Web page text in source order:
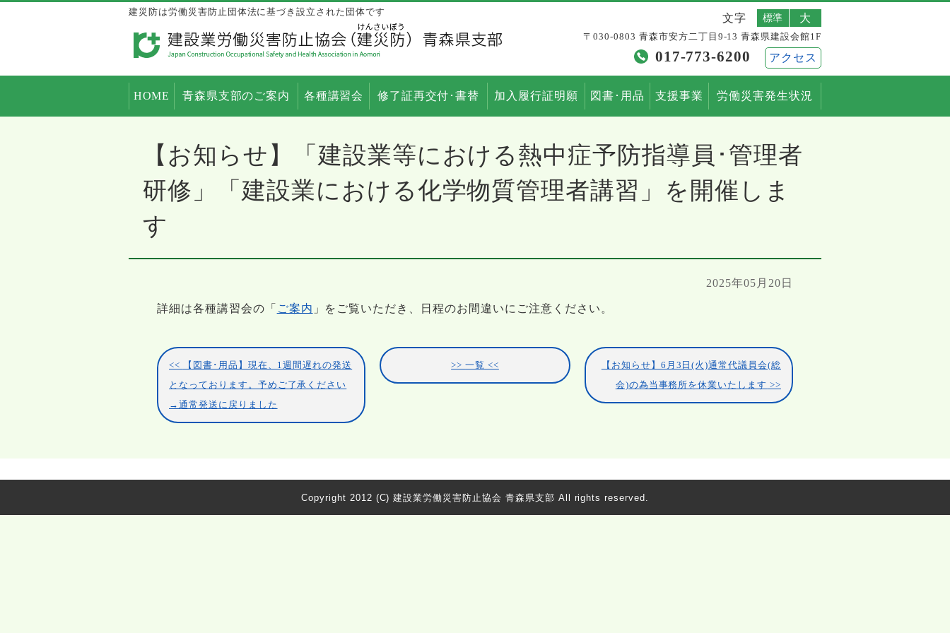
建災防は労働災害防止団体法に基づき設立された団体です 文字 標準 大
〒030-0803 青森市安方二丁目9-13 青森県建設会館1F
017-773-6200 アクセス
HOME 青森県支部のご案内 各種講習会 修了証再交付･書替 加入履行証明願 図書･用品 支援事業 労働災害発生状況
【お知らせ】「建設業等における熱中症予防指導員･管理者
研修」「建設業における化学物質管理者講習」を開催しま
す
2025年05月20日
詳細は各種講習会の「 ご案内 」をご覧いただき、日程のお間違いにご注意ください。
【図書･用品】現在、1週間遅れの発送
となっております。予めご了承ください
→通常発送に戻りました
一覧
【お知らせ】6月3日(火)通常代議員会(総
会)の為当事務所を休業いたします
Copyright 2012 (C) 建設業労働災害防止協会 青森県支部 All rights reserved.